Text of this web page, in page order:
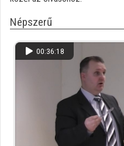
Kategóriák
Intézményi listák
Közreműködők
Népszerű
00:36:18